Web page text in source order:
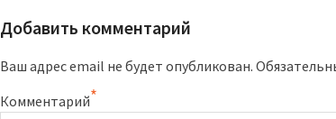
Добавить комментарий
Ваш адрес email не будет опубликован.
Комментарий*